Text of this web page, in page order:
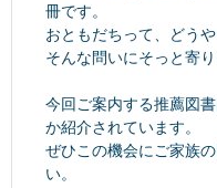
冊です。
おともだちって、どう
そんな問いにそっと寄
今回ご案内する推薦図
か紹介されています。
ぜひこの機会にご家族
い。